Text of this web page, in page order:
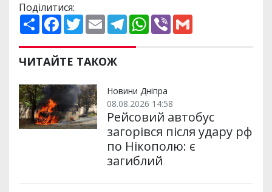
Поділитися:
П
о
и
р
и
и
F
a
e
b
o
k
T
w
t
t
e
E
m
i
l
T
e
e
m
W
h
p
V
ЧИТАЙТЕ ТАКОЖ
Новини Дніпра
08.08.2026 14:58
Рейсовий автобус
загорівся після удару рф
по Нікополю: є
загиблий